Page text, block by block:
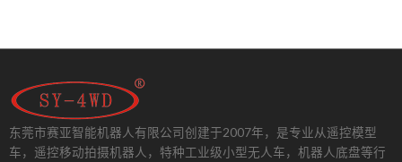
东莞市赛亚智能机器人有限公司创建于2007年，是专业从遥控模型
车，遥控移动拍摄机器人，特种工业级小型无人车，机器人底盘等行